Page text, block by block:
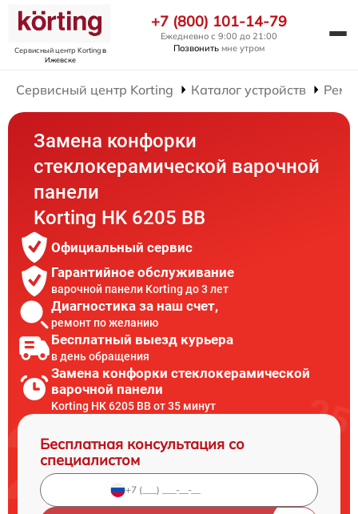
Сервисный центр Kortingв
Ижевске
+7 (800) 101-14-79
Ежедневно с 9:00 до 21:00
Позвонить мне утром
Сервисный центр Korting Каталог устройств
Замена конфорки
стеклокерамической варочной
панели
Korting HK 6205 BB
Официальный сервис
Гарантийное обслуживание
варочной панели Korting до 3 лет
Диагностика за наш счет,
ремонт по желанию
Бесплатный выезд курьера
в день обращения
Замена конфорки стеклокерамической
варочной панели
Korting HK 6205 BB от 35 минут
Бесплатная консультация со
специалистом